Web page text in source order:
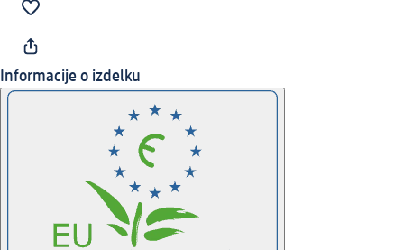
Informacije o izdelku